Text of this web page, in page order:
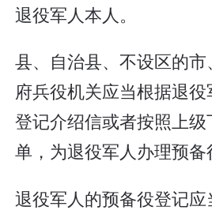
退役军人本人。
县、自治县、不设区的
府兵役机关应当根据退
登记介绍信或者按照上级
单，为退役军人办理预备
退役军人的预备役登记